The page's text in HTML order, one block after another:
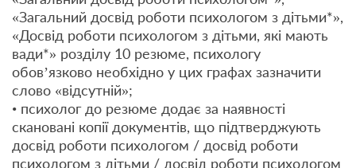
«Загальний досвід роботи психологом з дітьми*»,
«Досвід роботи психологом з дітьми, які мають
вади*» розділу 10 резюме, психологу
обов’язково необхідно у цих графах зазначити
слово «відсутній»;
• психолог до резюме додає за наявності
скановані копії документів, що підтверджують
досвід роботи психологом / досвід роботи
психологом з дітьми / досвід роботи психологом